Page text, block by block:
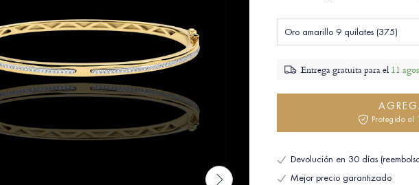
Oro amarillo 9 quilates (375)
Entrega gratuita para el 11
Protegido al
Devolución en 30 días
Mejor precio garantizado